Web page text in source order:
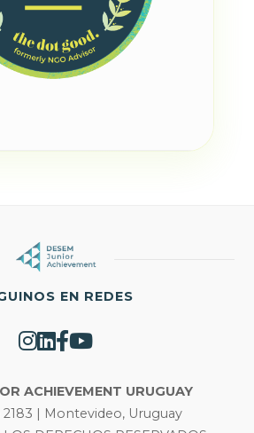
EN REDES
ACHIEVEMENT URUGUAY
2183 | Montevideo, Uruguay